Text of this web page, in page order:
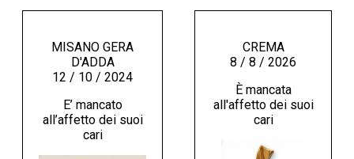
MISANO GERA
D'ADDA
12 / 10 / 2024
E’ mancato
all’affetto dei suoi
cari
CREMA
8 / 8 / 2026
È mancata
all'affetto dei suoi
cari